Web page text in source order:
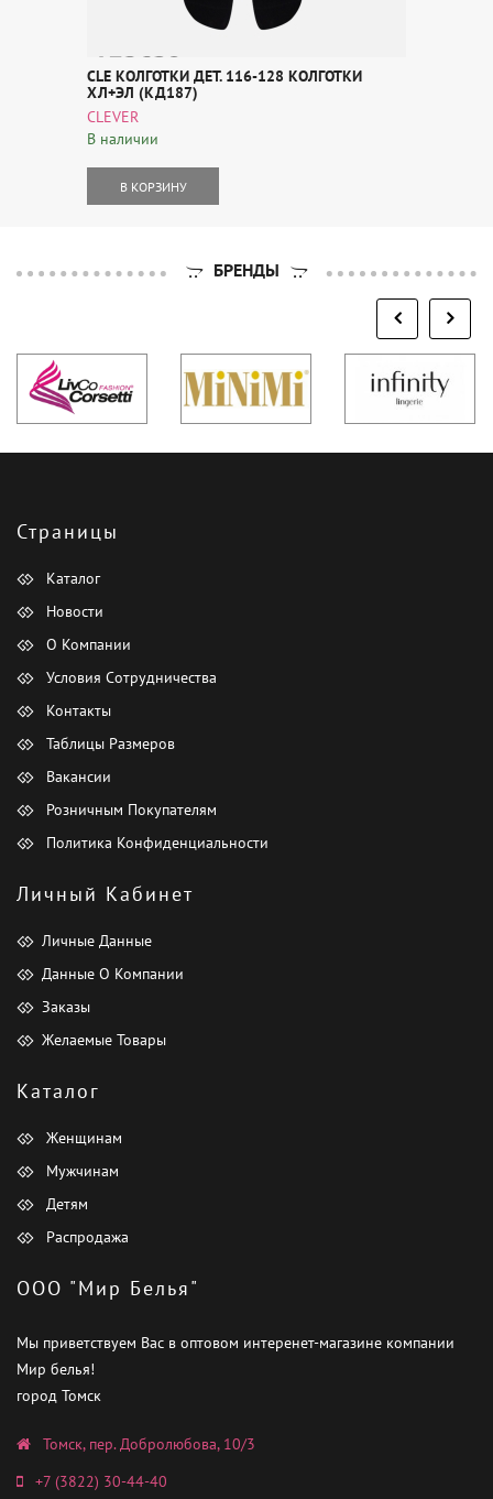
CLE КОЛГОТКИ ДЕТ. 116-128 КОЛГОТКИ
ХЛ+ЭЛ (КД187)
CLEVER
В наличии
В КОРЗИНУ
БРЕНДЫ
Страницы
Каталог
Новости
О Компании
Условия Сотрудничества
Контакты
Таблицы Размеров
Вакансии
Розничным Покупателям
Политика Конфиденциальности
Личный Кабинет
Личные Данные
Данные О Компании
Заказы
Желаемые Товары
Каталог
Женщинам
Мужчинам
Детям
Распродажа
ООО "Мир Белья"
Мы приветствуем Вас в оптовом интеренет-магазине компании
Мир белья!
город Томск
Томск, пер. Добролюбова, 10/3
+7 (3822) 30-44-40